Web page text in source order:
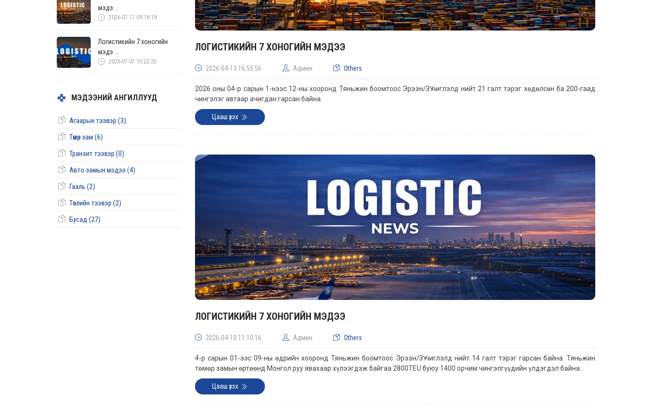
мэдэ ...
2026-07-17 09:18:19
Логистикийн 7 хоногийн
мэдэ ...
2026-07-07 10:22:25
МЭДЭЭНИЙ АНГИЛЛУУД
Агаарын тээвэр (3)
Төмөр зам (6)
Транзит тээвэр (0)
Авто замын мэдээ (4)
Гааль (2)
Төслийн тээвэр (2)
Бусад (27)
ЛОГИСТИКИЙН 7 ХОНОГИЙН МЭДЭЭ
2026-04-13 16:55:56 Админ Others
2026 оны 04-р сарын 1-нээс 12-ны хооронд Тяньжин боомтоос Эрээн/ЗҮ чиглэлд нийт 21 галт тэрэг хөдөлсөн ба 200-гаад
чингэлэг автаар ачигдан гарсан байна.
Цааш үзэх
ЛОГИСТИКИЙН 7 ХОНОГИЙН МЭДЭЭ
2026-04-10 11:10:16 Админ Others
4-р сарын 01-ээс 09-ны өдрийн хооронд Тяньжин боомтоос Эрээн/ЗҮ чиглэлд нийт 14 галт тэрэг гарсан байна. Тяньжин
төмөр замын өртөөнд Монгол руу явахаар хүлээгдэж байгаа 2800TEU буюу 1400 орчим чингэлгүүдийн үлдэгдэл байна.
Цааш үзэх